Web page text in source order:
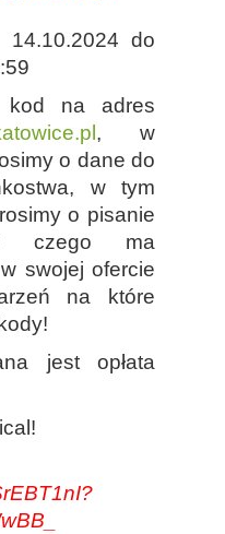
do
kod na adres
, w
o dane do
w tym
o pisanie
czego ma
swojej ofercie
na które
jest opłata